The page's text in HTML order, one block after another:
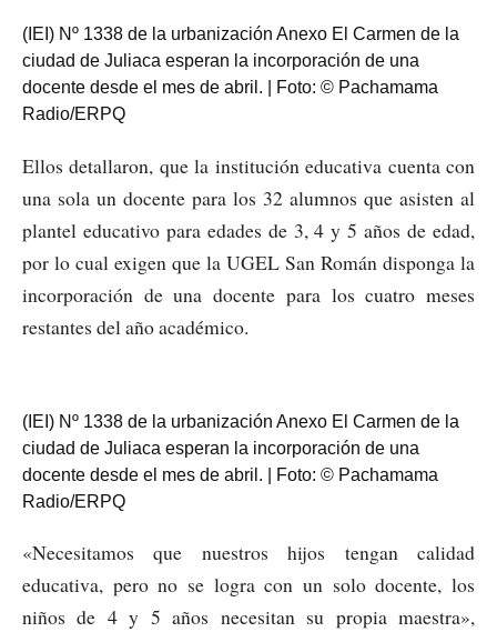
(IEI) Nº 1338 de la urbanización Anexo El Carmen de la
ciudad de Juliaca esperan la incorporación de una
docente desde el mes de abril. | Foto: © Pachamama
Radio/ERPQ
Ellos detallaron, que la institución educativa cuenta con
una sola un docente para los 32 alumnos que asisten al
plantel educativo para edades de 3, 4 y 5 años de edad,
por lo cual exigen que la UGEL San Román disponga la
incorporación de una docente para los cuatro meses
restantes del año académico.
(IEI) Nº 1338 de la urbanización Anexo El Carmen de la
ciudad de Juliaca esperan la incorporación de una
docente desde el mes de abril. | Foto: © Pachamama
Radio/ERPQ
«Necesitamos que nuestros hijos tengan calidad
educativa, pero no se logra con un solo docente, los
niños de 4 y 5 años necesitan su propia maestra»,